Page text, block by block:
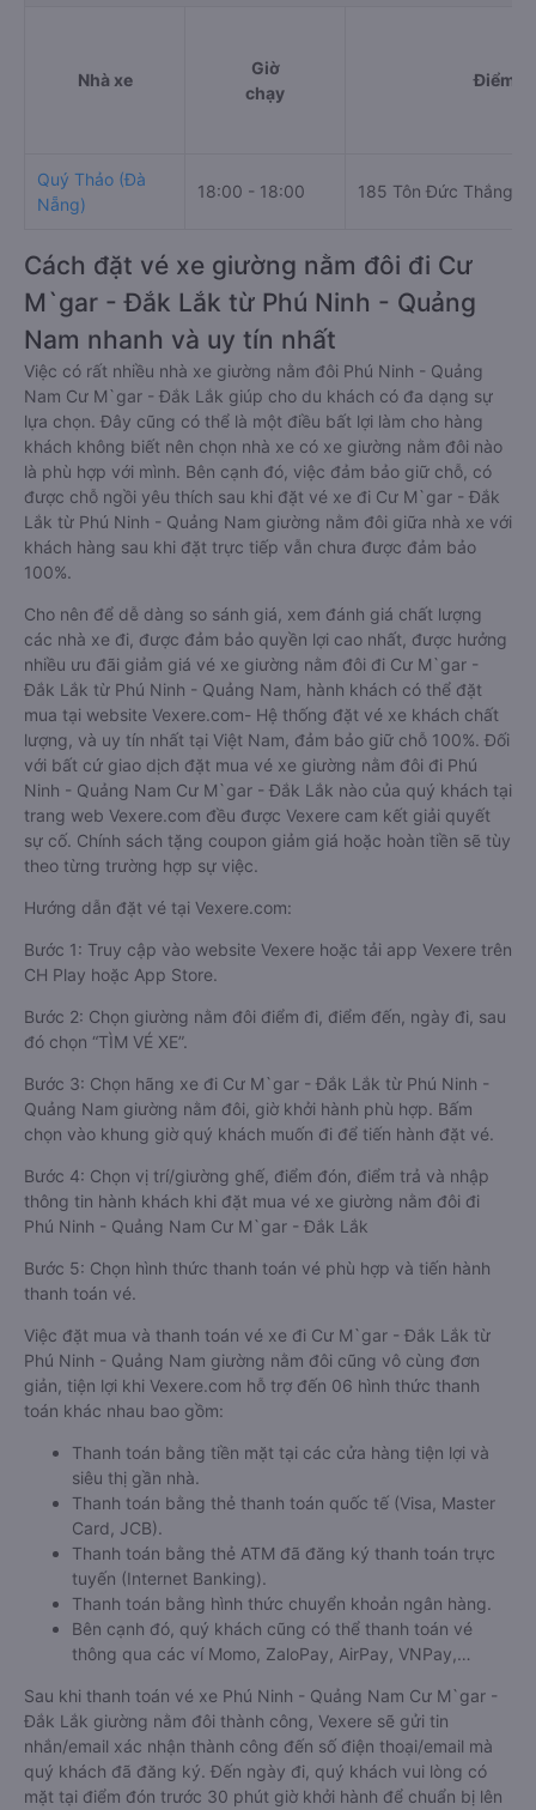
Nhà xe
Giờ
chạy
Điểm đi
Quý Thảo (Đà
Nẵng)
18:00 - 18:00 185 Tôn Đức Thắng
Cách đặt vé xe giường nằm đôi đi Cư
M`gar - Đắk Lắk từ Phú Ninh - Quảng
Nam nhanh và uy tín nhất
Việc có rất nhiều nhà xe giường nằm đôi Phú Ninh - Quảng
Nam Cư M`gar - Đắk Lắk giúp cho du khách có đa dạng sự
lựa chọn. Đây cũng có thể là một điều bất lợi làm cho hàng
khách không biết nên chọn nhà xe có xe giường nằm đôi nào
là phù hợp với mình. Bên cạnh đó, việc đảm bảo giữ chỗ, có
được chỗ ngồi yêu thích sau khi đặt vé xe đi Cư M`gar - Đắk
Lắk từ Phú Ninh - Quảng Nam giường nằm đôi giữa nhà xe với
khách hàng sau khi đặt trực tiếp vẫn chưa được đảm bảo
100%.
Cho nên để dễ dàng so sánh giá, xem đánh giá chất lượng
các nhà xe đi, được đảm bảo quyền lợi cao nhất, được hưởng
nhiều ưu đãi giảm giá vé xe giường nằm đôi đi Cư M`gar -
Đắk Lắk từ Phú Ninh - Quảng Nam, hành khách có thể đặt
mua tại website Vexere.com- Hệ thống đặt vé xe khách chất
lượng, và uy tín nhất tại Việt Nam, đảm bảo giữ chỗ 100%. Đối
với bất cứ giao dịch đặt mua vé xe giường nằm đôi đi Phú
Ninh - Quảng Nam Cư M`gar - Đắk Lắk nào của quý khách tại
trang web Vexere.com đều được Vexere cam kết giải quyết
sự cố. Chính sách tặng coupon giảm giá hoặc hoàn tiền sẽ tùy
theo từng trường hợp sự việc.
Hướng dẫn đặt vé tại Vexere.com:
Bước 1: Truy cập vào website Vexere hoặc tải app Vexere trên
CH Play hoặc App Store.
Bước 2: Chọn giường nằm đôi điểm đi, điểm đến, ngày đi, sau
đó chọn “TÌM VÉ XE”.
Bước 3: Chọn hãng xe đi Cư M`gar - Đắk Lắk từ Phú Ninh -
Quảng Nam giường nằm đôi, giờ khởi hành phù hợp. Bấm
chọn vào khung giờ quý khách muốn đi để tiến hành đặt vé.
Bước 4: Chọn vị trí/giường ghế, điểm đón, điểm trả và nhập
thông tin hành khách khi đặt mua vé xe giường nằm đôi đi
Phú Ninh - Quảng Nam Cư M`gar - Đắk Lắk
Bước 5: Chọn hình thức thanh toán vé phù hợp và tiến hành
thanh toán vé.
Việc đặt mua và thanh toán vé xe đi Cư M`gar - Đắk Lắk từ
Phú Ninh - Quảng Nam giường nằm đôi cũng vô cùng đơn
giản, tiện lợi khi Vexere.com hỗ trợ đến 06 hình thức thanh
toán khác nhau bao gồm:
Thanh toán bằng tiền mặt tại các cửa hàng tiện lợi và
siêu thị gần nhà.
Thanh toán bằng thẻ thanh toán quốc tế (Visa, Master
Card, JCB).
Thanh toán bằng thẻ ATM đã đăng ký thanh toán trực
tuyến (Internet Banking).
Thanh toán bằng hình thức chuyển khoản ngân hàng.
Bên cạnh đó, quý khách cũng có thể thanh toán vé
thông qua các ví Momo, ZaloPay, AirPay, VNPay,…
Sau khi thanh toán vé xe Phú Ninh - Quảng Nam Cư M`gar -
Đắk Lắk giường nằm đôi thành công, Vexere sẽ gửi tin
nhắn/email xác nhận thành công đến số điện thoại/email mà
quý khách đã đăng ký. Đến ngày đi, quý khách vui lòng có
mặt tại điểm đón trước 30 phút giờ khởi hành để chuẩn bị lên